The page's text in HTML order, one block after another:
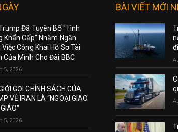
Đã Tuyên Bố “Tình
Khẩn Cấp” Nhằm Ngăn
Việc Công Khai Hồ Sơ Tài
Của Mình Cho Đài BBC
5, 2026
GỌI CHÍNH SÁCH CỦA
VỀ IRAN LÀ “NGOẠI GIAO
5, 2026
BÀI VIẾT MỚI